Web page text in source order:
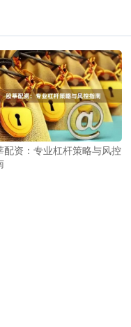
配资：专业杠杆策略与风控